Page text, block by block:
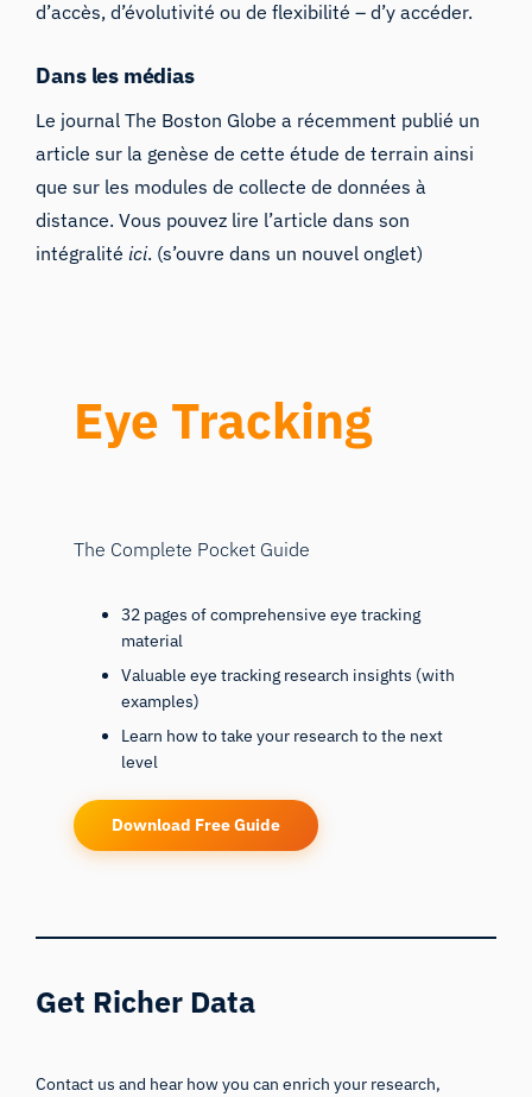
d’accès, d’évolutivité ou de flexibilité – d’y accéder.
Dans les médias
Le journal The Boston Globe a récemment publié un
article sur la genèse de cette étude de terrain ainsi
que sur les modules de collecte de données à
distance. Vous pouvez lire l’article dans son
intégralitéici. (s’ouvre dans un nouvel onglet)
Eye Tracking
The Complete Pocket Guide
32 pages of comprehensive eye tracking
material
Valuable eye tracking research insights (with
examples)
Learn how to take your research to the next
level
Download Free Guide
Get Richer Data
Contact us and hear how you can enrich your research,